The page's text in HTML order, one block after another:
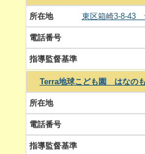
東区箱崎3-8-43
Terra地球こども園 はなのも